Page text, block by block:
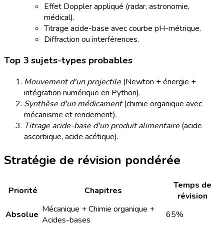
Effet Doppler appliqué (radar, astronomie,
médical).
Titrage acide-base avec courbe pH-métrique.
Diffraction ou interférences.
Top 3 sujets-types probables
Mouvement d'un projectile (Newton + énergie +
intégration numérique en Python).
Synthèse d'un médicament(chimie organique avec
mécanisme et rendement).
Titrage acide-base d'un produit alimentaire (acide
ascorbique, acide acétique).
Stratégie de révision pondérée
Priorité Chapitres
Temps de
révision
Absolue Mécanique + Chimie organique +
Acides-bases
65%